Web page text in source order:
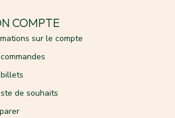
COMPTE
sur le compte
de souhaits